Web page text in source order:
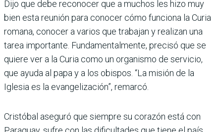
Dijo que debe reconocer que a muchos les hizo muy
bien esta reunión para conocer cómo funciona la Curia
romana, conocer a varios que trabajan y realizan una
tarea importante. Fundamentalmente, precisó que se
quiere ver a la Curia como un organismo de servicio,
que ayuda al papa y a los obispos. “La misión de la
Iglesia es la evangelización”, remarcó.
Cristóbal aseguró que siempre su corazón está con